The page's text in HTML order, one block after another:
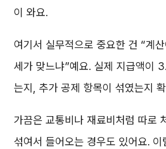
이 와요.
여기서 실무적으로 중요한 건 “계
세가 맞느냐”예요. 실제 지급액이
는지, 추가 공제 항목이 섞였는지
가끔은 교통비나 재료비처럼 따로
섞여서 들어오는 경우도 있어요. 이